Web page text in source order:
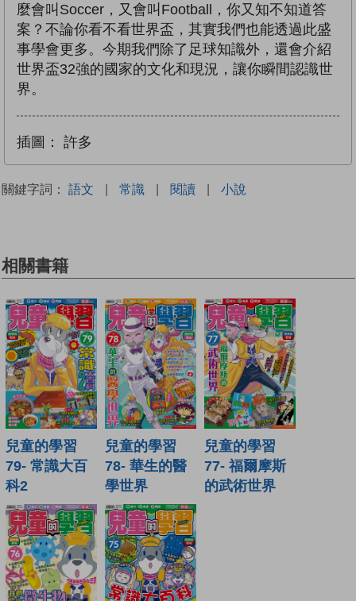
麼會叫Soccer，又會叫Football，你又知不知道答
案？不論你看不看世界盃，其實我們也能透過此盛
事學會更多。今期我們除了足球知識外，還會介紹
世界盃32強的國家的文化和現況，讓你瞬間認識世
界。
插圖： 許多
關鍵字詞： 語文 | 常識 | 閱讀 | 小說
相關書籍
兒童的學習
79- 常識大百
科2
兒童的學習
78- 華生的醫
學世界
兒童的學習
77- 福爾摩斯
的武術世界